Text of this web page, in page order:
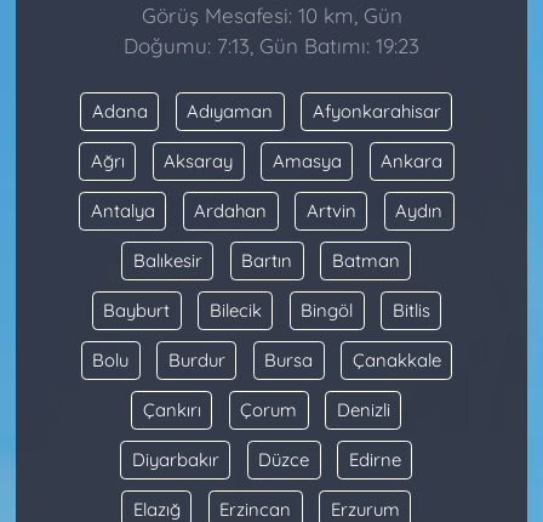
Görüş Mesafesi: 10 km, Gün
Doğumu: 7:13, Gün Batımı: 19:23
Adana Adıyaman Afyonkarahisar
Ağrı Aksaray Amasya Ankara
Antalya Ardahan Artvin Aydın
Balıkesir Bartın Batman
Bayburt Bilecik Bingöl Bitlis
Bolu Burdur Bursa Çanakkale
Çankırı Çorum Denizli
Diyarbakır Düzce Edirne
Elazığ Erzincan Erzurum